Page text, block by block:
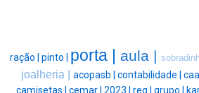
ração | pinto | porta | aula |
joalheria | acopasb | contabilidade | caa
camisetas | cemar | 2023 | reg | grupo |